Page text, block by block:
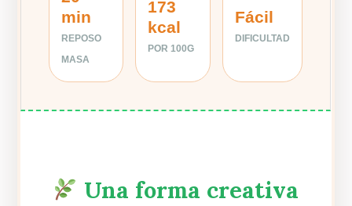
min
REPOSO
MASA
173
kcal
POR 100G
Fácil
DIFICULTAD
Una forma creativa